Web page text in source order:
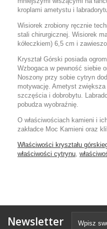
kroplami ametystu i
Wisiorek zrobiony ręcznie
stali chirurgicznej. Wisiorek
kółeczkiem) 6,5 cm i
Kryształ Górski posiada
Wzbogaca w pewność siebie
Noszony przy sobie cytryn
motywację. Ametyst
szczęścia i dobrobytu.
pobudza wyobraźnię.
O właściwościach kamieni i
zakładce Moc Kamieni oraz
Właściwości kryształu
właściwości cytrynu,
Newsletter